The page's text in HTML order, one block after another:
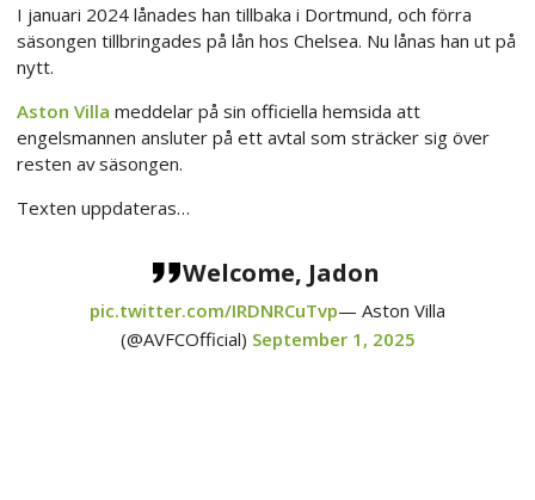
I januari 2024 lånades han tillbaka i Dortmund, och förra
säsongen tillbringades på lån hos Chelsea. Nu lånas han ut på
nytt.
Aston Villa meddelar på sin officiella hemsida att
engelsmannen ansluter på ett avtal som sträcker sig över
resten av säsongen.
Texten uppdateras…
Welcome, Jadon
pic.twitter.com/IRDNRCuTvp— Aston Villa
(@AVFCOfficial) September 1, 2025